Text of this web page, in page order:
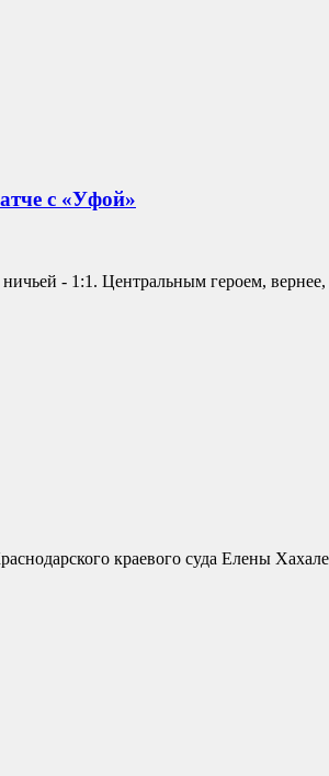
с «Уфой»
- 1:1. Центральным героем,
краевого суда Елены